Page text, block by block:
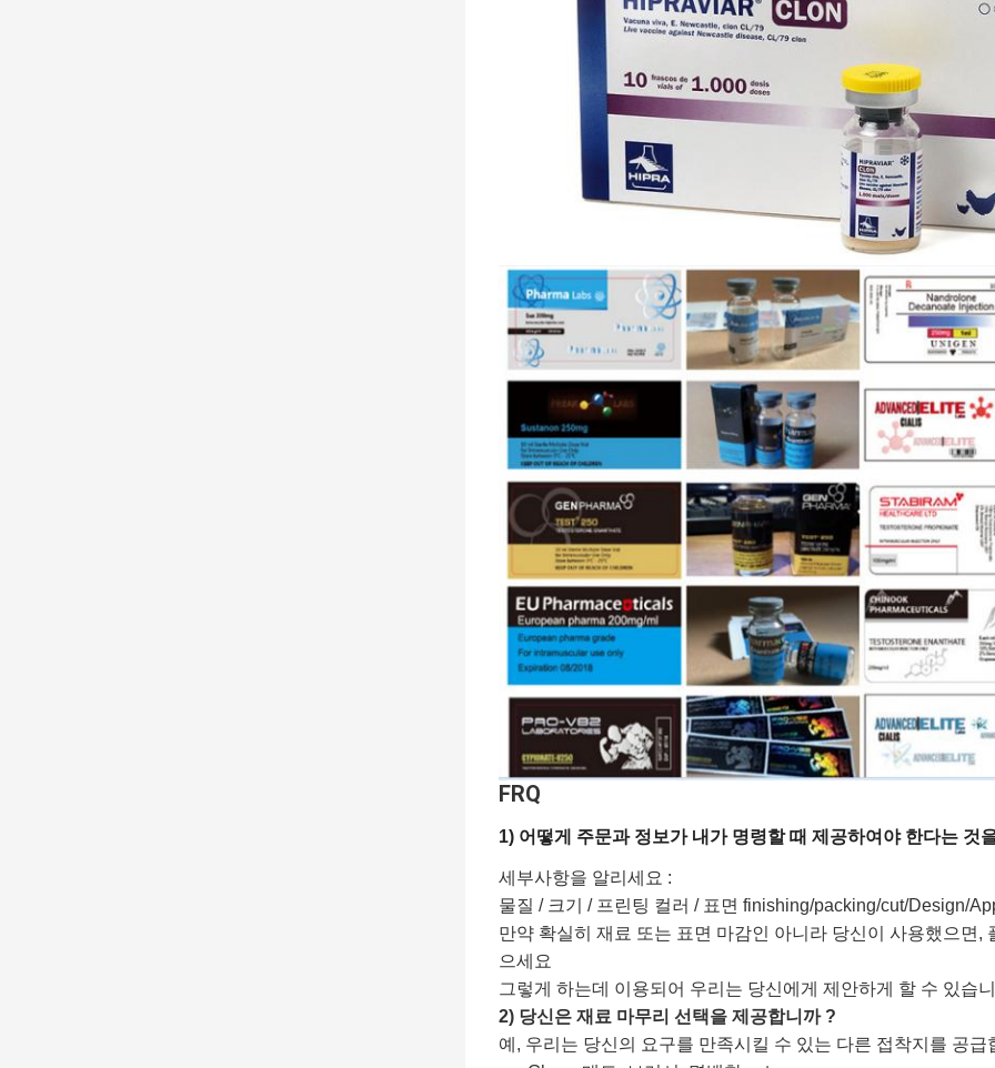
FRQ
1) 어떻게 주문과 정보가 내가 명령할 때 제공하여야 한다는 것
세부사항을 알리세요 :
물질 / 크기 / 프린팅 컬러 / 표면 finishing/packing/cut/Design/
만약 확실히 재료 또는 표면 마감인 아니라 당신이 사용했으면
으세요
그렇게 하는데 이용되어 우리는 당신에게 제안하게 할 수 있습
2) 당신은 재료 마무리 선택을 제공합니까 ?
예, 우리는 당신의 요구를 만족시킬 수 있는 다른 접착지를 공급